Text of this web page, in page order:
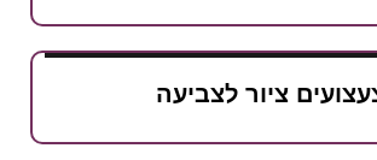
ציור לצביעה